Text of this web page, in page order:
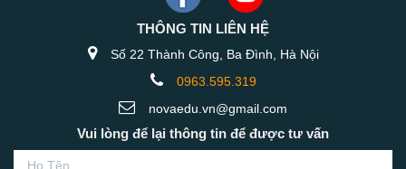
THÔNG TIN LIÊN HỆ
Số 22 Thành Công, Ba Đình, Hà Nội
0963.595.319
novaedu.vn@gmail.com
Vui lòng để lại thông tin để được tư vấn